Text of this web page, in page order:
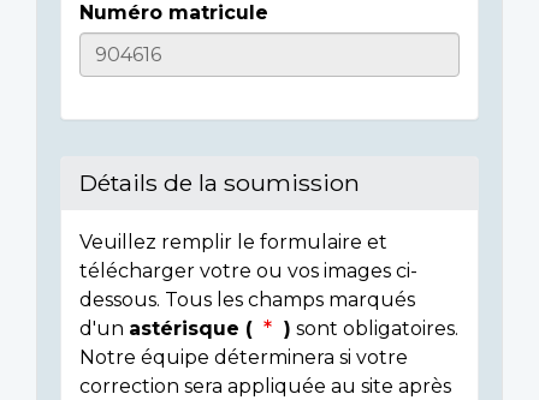
Numéro matricule
Détails de la soumission
Veuillez remplir le formulaire et
télécharger votre ou vos images ci-
dessous. Tous les champs marqués
d'un astérisque ( ) sont obligatoires.
Notre équipe déterminera si votre
correction sera appliquée au site après